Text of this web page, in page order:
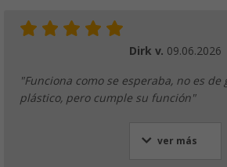
Dirk v. 09.06.2026
"Funciona como se esperaba, no es de
plástico, pero cumple su función"
ver más